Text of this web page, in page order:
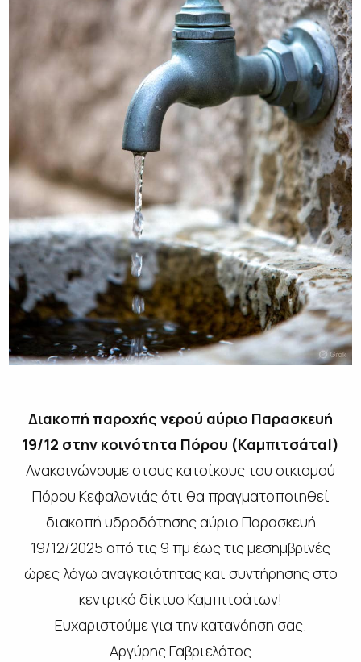
Διακοπή παροχής νερού αύριο Παρασκευή
19/12 στην κοινότητα Πόρου (Καμπιτσάτα!)
Ανακοινώνουμε στους κατοίκους του οικισμού
Πόρου Κεφαλονιάς ότι θα πραγματοποιηθεί
διακοπή υδροδότησης αύριο Παρασκευή
19/12/2025 από τις 9 πμ έως τις μεσημβρινές
ώρες λόγω αναγκαιότητας και συντήρησης στο
κεντρικό δίκτυο Καμπιτσάτων!
Ευχαριστούμε για την κατανόηση σας.
Αργύρης Γαβριελάτος